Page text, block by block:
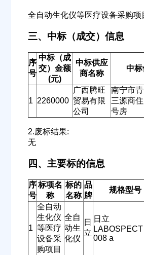
全自动生化仪等医疗设备采购项
三、中标（成交）信息
序
号
中标（成
交）金额
(元)
中标供应
商名称
中
1 2260000
广西腾旺
贸易有限
公司
南宁市
三源商
号房
2.废标结果:
无
四、主要标的信息
序
号
标项名
称
标的
名称
品
牌
规格型号
1
全自动
生化仪
等医疗
设备采
购项目
全自
动生
化仪
日
立
日立
LABOSPECT
008 a